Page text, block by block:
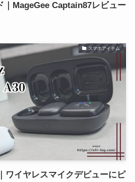
｜MageGee Captain87レビュー
スマホアイテム
ワイヤレスマイクデビューにピ